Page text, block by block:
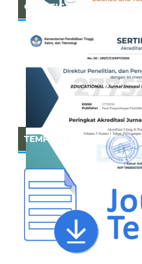
CERTIFICATE OF SINTA
TEMPLATE